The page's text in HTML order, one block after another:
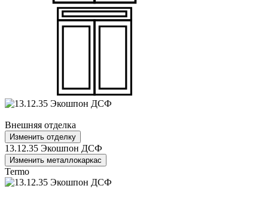
Внешняя отделка
Изменить отделку
13.12.35 Экошпон ДСФ
Изменить металлокаркас
Termo